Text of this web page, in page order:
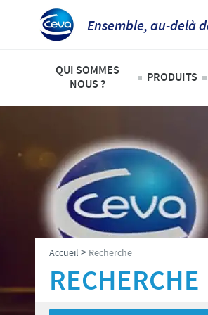
Ensemble, au-delà
QUI SOMMES
NOUS ?
Aperçu de la société
Notre mission
Nos activités
Nos valeurs
Contacts équipe Ceva Afrique
PRODUITS
Bovins
Ovins –
Volailles
Accueil > Recherche
RECHERCHE